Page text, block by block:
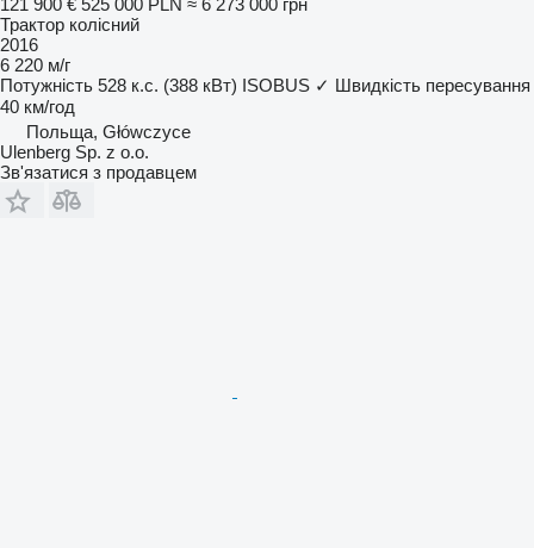
Трактор колісний
2016
6 220 м/г
Потужність 528 к.с. (388 кВт) ISOBUS ✓ Швидкість пересування
40 км/год
Польща, Główczyce
Ulenberg Sp. z o.o.
Зв'язатися з продавцем